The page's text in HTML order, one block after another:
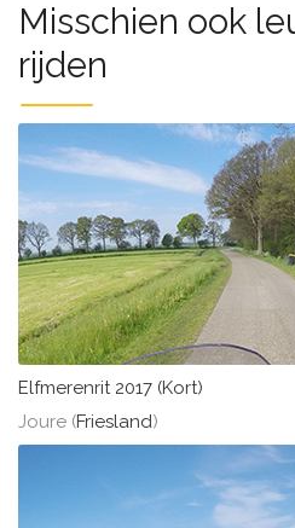
Misschien ook
rijden
Elfmerenrit 2017 (Kort)
Joure (Friesland)